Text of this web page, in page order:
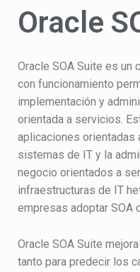
Oracle
Oracle SOA Suite es
con funcionamiento
implementación y
orientada a servicios.
aplicaciones orientadas
sistemas de IT y la
negocio orientados a
infraestructuras de IT
empresas adoptar SOA
Oracle SOA Suite
tanto para predecir los